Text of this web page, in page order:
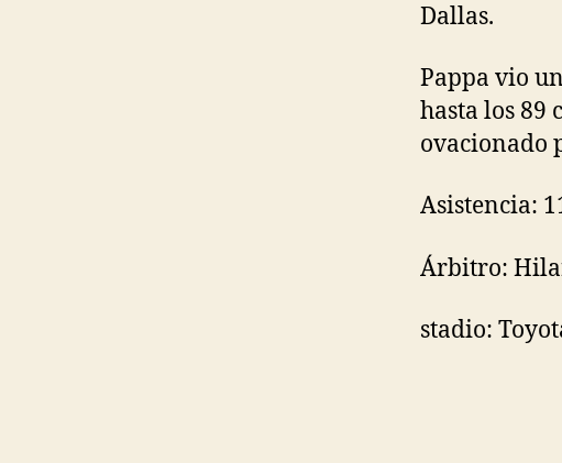
Dallas.
Pappa vio
hasta los 89
ovacionado
Asistencia:
Árbitro:
stadio: